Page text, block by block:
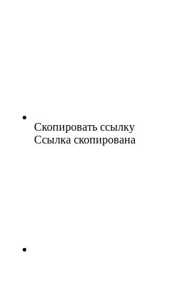
Скопировать ссылку
Ссылка скопирована